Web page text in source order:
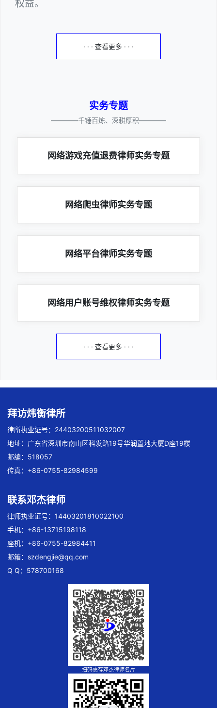
权益。
· · · 查看更多 · · ·
实务专题
————千锤百炼、深耕厚积————
网络游戏充值退费律师实务专题
网络爬虫律师实务专题
网络平台律师实务专题
网络用户账号维权律师实务专题
· · · 查看更多 · · ·
拜访炜衡律所
律所执业证号：24403200511032007
地址：广东省深圳市南山区科发路19号华润置地大厦D座19楼
邮编：518057
传真：+86-0755-82984599
联系邓杰律师
律师执业证号：14403201810022100
手机：+86-13715198118
座机：+86-0755-82984411
邮箱： szdengjie@qq.com
Q Q：578700168
扫码惠存邓杰律师名片